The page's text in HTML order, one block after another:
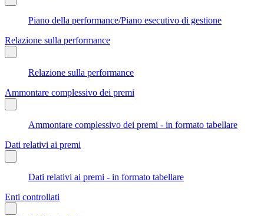
Piano della performance/Piano esecutivo di gestione
Relazione sulla performance
Relazione sulla performance
Ammontare complessivo dei premi
Ammontare complessivo dei premi - in formato tabellare
Dati relativi ai premi
Dati relativi ai premi - in formato tabellare
Enti controllati